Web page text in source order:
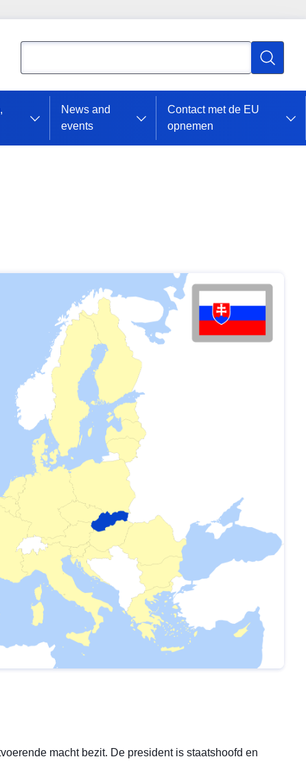
Zoeken
News and
events
Contact met de EU
opnemen
macht bezit. De president is staatshoofd en